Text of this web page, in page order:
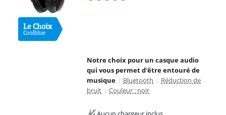
Notre choix pour un casque audio
qui vous permet d'être entouré de
musique | Bluetooth | Réduction de
bruit | Couleur : noir